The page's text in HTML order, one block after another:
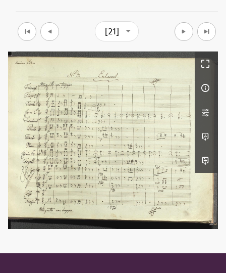
[21]